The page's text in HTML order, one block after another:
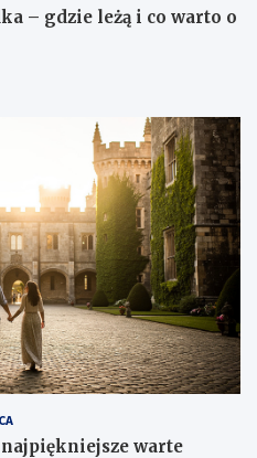
– gdzie leżą i co warto o
warte